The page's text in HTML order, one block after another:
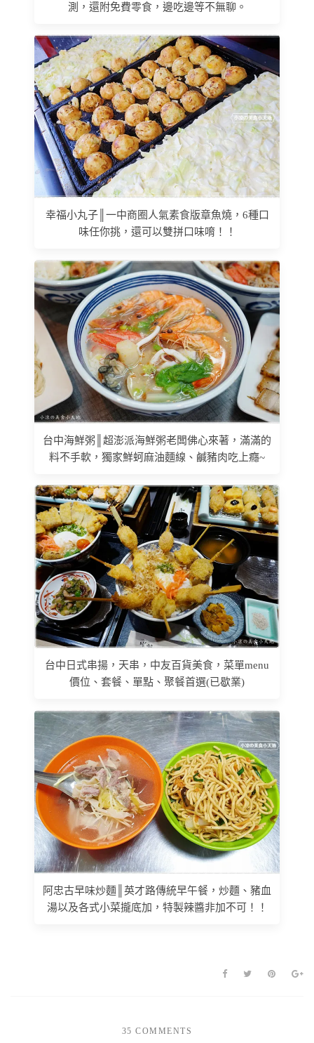
測，還附免費零食，邊吃邊等不無聊。
幸福小丸子║一中商圈人氣素食版章魚燒，6種口
味任你挑，還可以雙拼口味唷！！
台中海鮮粥║超澎派海鮮粥老闆佛心來著，滿滿的
料不手軟，獨家鮮蚵麻油麵線、鹹豬肉吃上癮~
台中日式串揚，天串，中友百貨美食，菜單menu
價位、套餐、單點、聚餐首選(已歇業)
阿忠古早味炒麵║英才路傳統早午餐，炒麵、豬血
湯以及各式小菜攏底加，特製辣醬非加不可！！
35 COMMENTS